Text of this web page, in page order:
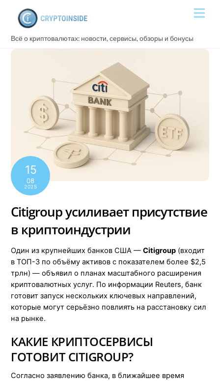
content
Всё о криптовалютах: новости, сервисы, обзоры и бонусы
15
08
2025
Citigroup усиливает присутствие
в криптоиндустрии
Один из крупнейших банков США —Citigroup (входит
в ТОП-3 по объёму активов с показателем более $2,5
трлн) — объявил о планах масштабного расширения
криптовалютных услуг. По информации Reuters, банк
готовит запуск нескольких ключевых направлений,
которые могут серьёзно повлиять на расстановку сил
на рынке.
КАКИЕ КРИПТОСЕРВИСЫ
ГОТОВИТ CITIGROUP?
Согласно заявлению банка, в ближайшее время